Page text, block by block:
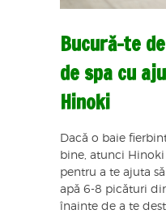
Bucură-te
de spa cu
Hinoki
Dacă o baie
bine, atunci
pentru a te ajuta
apă 6-8 picături
înainte de a te